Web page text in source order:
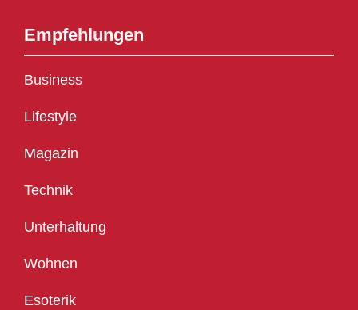
Empfehlungen
Business
Lifestyle
Magazin
Technik
Unterhaltung
Wohnen
Esoterik